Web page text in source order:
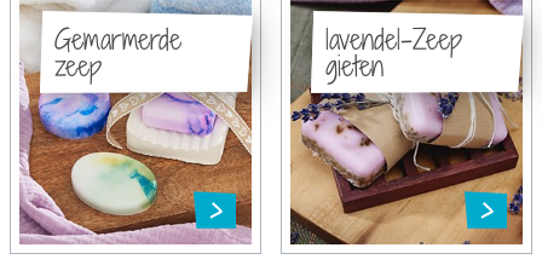
Gemarmerde
zeep
lavendel-Zeep
gieten